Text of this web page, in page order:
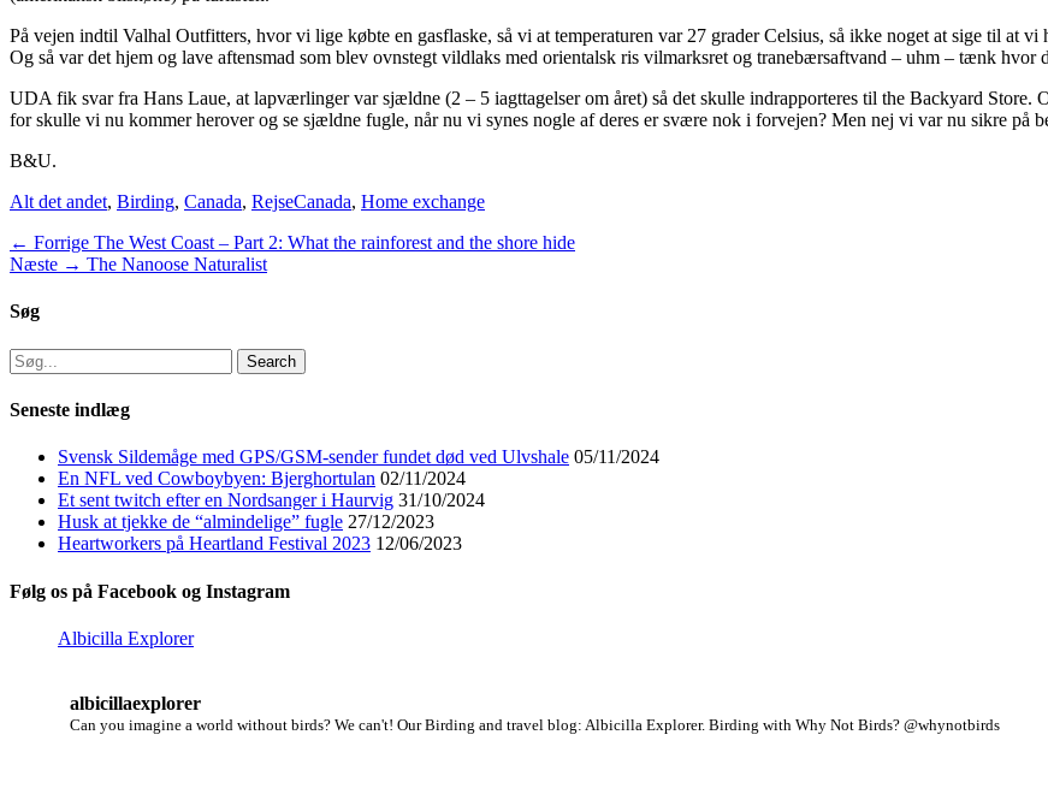
På vejen indtil Valhal Outfitters, hvor vi lige købte en gasflaske, så vi at temperaturen var 27 grader Celsius, så ikke noget at sige til at
Og så var det hjem og lave aftensmad som blev ovnstegt vildlaks med orientalsk ris vilmarksret og tranebærsaftvand – uhm – tænk hvor
UDA fik svar fra Hans Laue, at lapværlinger var sjældne (2 – 5 iagttagelser om året) så det skulle indrapporteres til the Backyard
for skulle vi nu kommer herover og se sjældne fugle, når nu vi synes nogle af deres er svære nok i forvejen? Men nej vi var nu sikre på
B&U.
Categories
Alt det andet, Birding, Canada, RejseTags
Canada, Home exchange
Indlægsnavigation
← Forrige Previous
post:
The West Coast – Part 2: What the rainforest and the shore hide
Næste → Next
The Nanoose Naturalist
Søg
Search
for:
Seneste indlæg
Svensk Sildemåge med GPS/GSM-sender fundet død ved Ulvshale 05/11/2024
En NFL ved Cowboybyen: Bjerghortulan 02/11/2024
Et sent twitch efter en Nordsanger i Haurvig 31/10/2024
Husk at tjekke de “almindelige” fugle 27/12/2023
Heartworkers på Heartland Festival 2023 12/06/2023
Følg os på Facebook og Instagram
Albicilla Explorer
albicillaexplorer
Can you imagine a world without birds? We can't! Our Birding and travel blog: Albicilla Explorer. Birding with Why Not Birds? @whynotbirds